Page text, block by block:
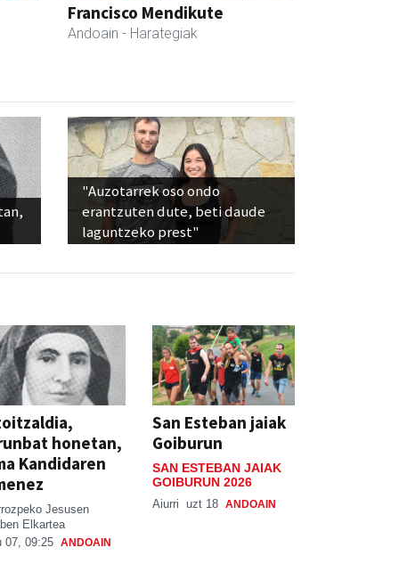
Francisco Mendikute
Andoain - Harategiak
"Auzotarrek oso ondo
erantzuten dute, beti daude
laguntzeko prest"
honetan,
Kandidaren
Jesusen
Elkartea
07, 09:25 ANDOAIN
San Esteban jaiak
Goiburun
SAN ESTEBAN JAIAK
GOIBURUN 2026
Aiurri uzt 18 ANDOAIN